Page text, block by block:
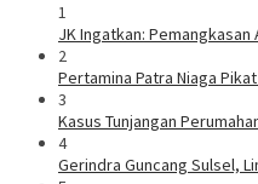
1
JK Ingatkan:
2
Pertamina Patra Niaga
3
Kasus Tunjangan
4
Gerindra Guncang Sulsel,